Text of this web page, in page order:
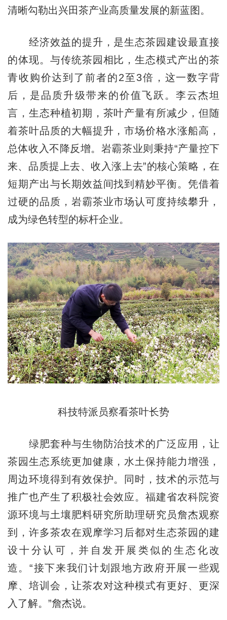
清晰勾勒出兴田茶产业高质量发展的新蓝图。
经济效益的提升，是生态茶园建设最直接
的体现。与传统茶园相比，生态模式产出的茶
青收购价达到了前者的2至3倍，这一数字背
后，是品质升级带来的价值飞跃。李云杰坦
言，生态种植初期，茶叶产量有所减少，但随
着茶叶品质的大幅提升，市场价格水涨船高，
总体收入不降反增。岩霸茶业则秉持“产量控下
来、品质提上去、收入涨上去”的核心策略，在
短期产出与长期效益间找到精妙平衡。凭借着
过硬的品质，岩霸茶业市场认可度持续攀升，
成为绿色转型的标杆企业。
科技特派员察看茶叶长势
绿肥套种与生物防治技术的广泛应用，让
茶园生态系统更加健康，水土保持能力增强，
周边环境得到有效保护。同时，技术的示范与
推广也产生了积极社会效应。福建省农科院资
源环境与土壤肥料研究所助理研究员詹杰观察
到，许多茶农在观摩学习后都对生态茶园的建
设十分认可，并自发开展类似的生态化改
造。“接下来我们计划跟地方政府开展一些观
摩、培训会，让茶农对这种模式有更好、更深
入了解。”詹杰说。